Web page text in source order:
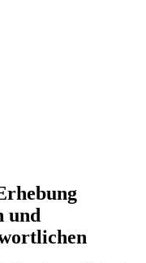
und